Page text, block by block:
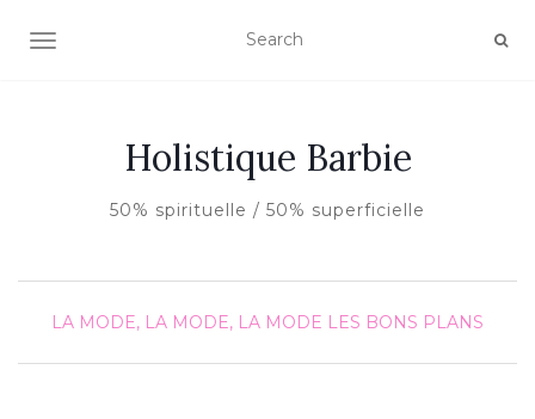
AFFICHER/MASQUER LA NAVIGATION
Holistique Barbie
50% spirituelle / 50% superficielle
LA MODE, LA MODE, LA MODE LES BONS PLANS